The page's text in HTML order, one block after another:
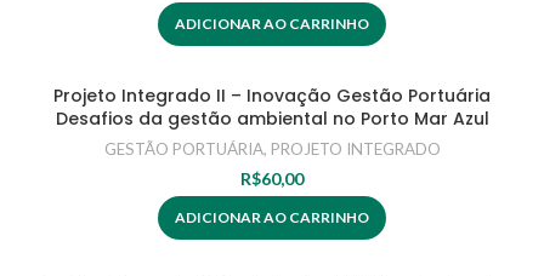
ADICIONAR AO CARRINHO
Projeto Integrado II – Inovação Gestão Portuária
Desafios da gestão ambiental no Porto Mar Azul
GESTÃO PORTUÁRIA, PROJETO INTEGRADO
R$60,00
ADICIONAR AO CARRINHO